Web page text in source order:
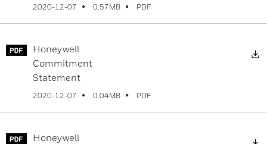
2020-12-07 0.57MB PDF
Honeywell
Commitment
Statement
2020-12-07 0.04MB PDF
Honeywell